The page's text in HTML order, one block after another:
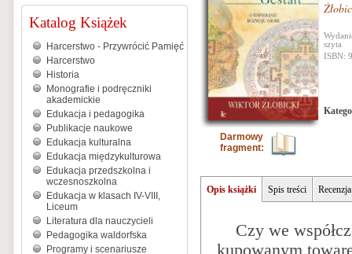
Katalog Książek
Harcerstwo - Przywrócić Pamięć
Harcerstwo
Historia
Monografie i podręczniki
akademickie
Edukacja i pedagogika
Publikacje naukowe
Edukacja kulturalna
Edukacja międzykulturowa
Edukacja przedszkolna i
wczesnoszkolna
Edukacja w klasach IV-VIII,
Liceum
Literatura dla nauczycieli
Pedagogika waldorfska
Programy i scenariusze
Darmowy
fragment:
szyta
ISBN:
Opis książki Spis treści Recenzja
Czy we
kupowanym